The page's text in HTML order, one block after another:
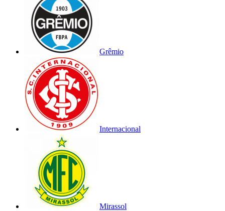
Grêmio
Internacional
Mirassol